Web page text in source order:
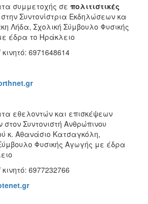
συμμετοχής σε πολιτιστικές
στην Συντονίστρια Εκδηλώσεων κα
Λήδα, Σχολική Σύμβουλο Φυσικής
έδρα το Ηράκλειο
6971648614
εθελοντών και επισκέψεων
στον Συντονιστή Ανθρώπινου
κ. Αθανάσιο Κατσαγκόλη,
Φυσικής Αγωγής με έδρα
6977232766